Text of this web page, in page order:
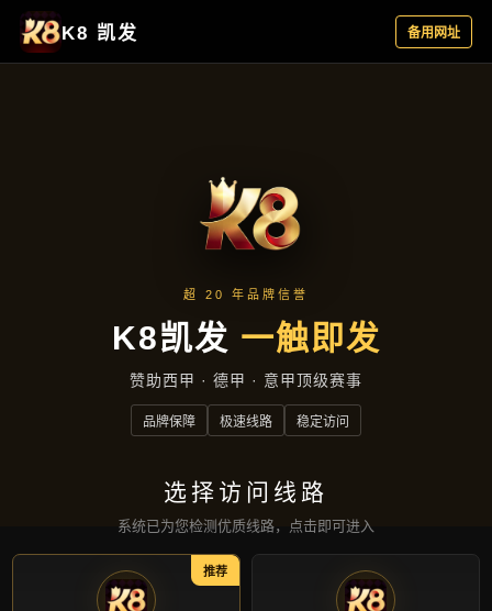
产品汇总
首页 产品汇总